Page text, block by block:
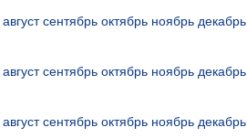
август сентябрь октябрь ноябрь декабрь
август сентябрь октябрь ноябрь декабрь
август сентябрь октябрь ноябрь декабрь